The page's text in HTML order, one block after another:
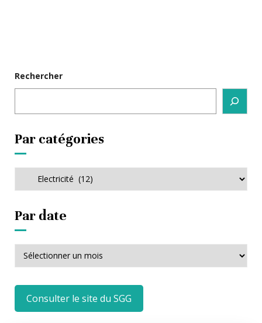
Rechercher
Par catégories
catégories
Par date
Par
date
Consulter le site du SGG